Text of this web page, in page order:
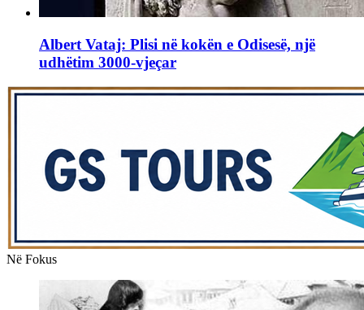
Albert Vataj: Plisi në kokën e Odisesë, një
udhëtim 3000-vjeçar
Në Fokus